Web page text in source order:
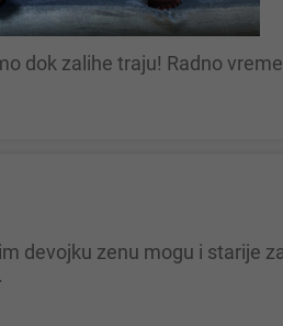
dok zalihe traju! Radno